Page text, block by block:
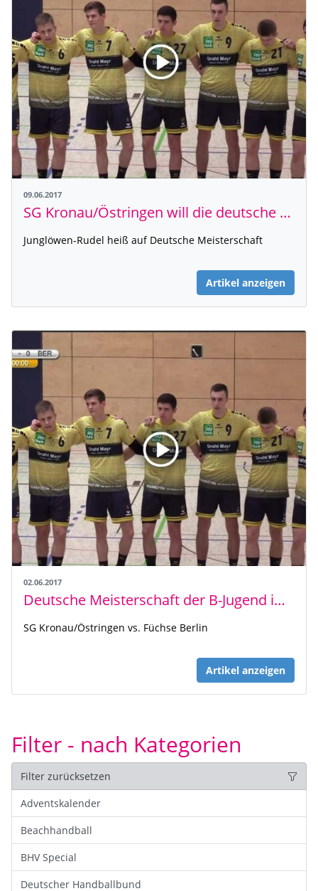
09.06.2017
SG Kronau/Östringen will die deutsche Meisterschaft der B-Jugend
Junglöwen-Rudel heiß auf Deutsche Meisterschaft
Artikel anzeigen
02.06.2017
Deutsche Meisterschaft der B-Jugend im Livestream
SG Kronau/Östringen vs. Füchse Berlin
Artikel anzeigen
Filter - nach Kategorien
Filter zurücksetzen
Adventskalender
Beachhandball
BHV Special
Deutscher Handballbund